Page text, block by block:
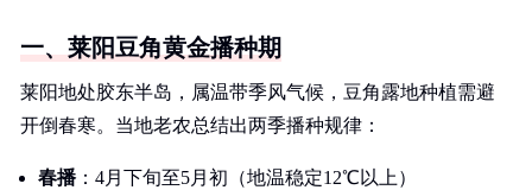
一、莱阳豆角黄金播种期
莱阳地处胶东半岛，属温带季风气候，豆角露地种植需避
开倒春寒。当地老农总结出两季播种规律：
春播：4月下旬至5月初（地温稳定12℃以上）